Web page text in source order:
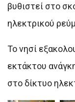
βυθιστεί στο
ηλεκτρικού
Το νησί
εκτάκτου
στο δίκτυο